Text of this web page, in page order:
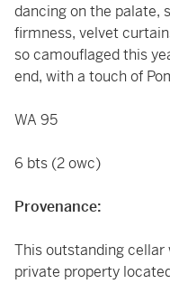
dancing on the palate,
firmness, velvet
so camouflaged this
end, with a touch of
WA 95
6 bts (2 owc)
Provenance:
This outstanding
private property